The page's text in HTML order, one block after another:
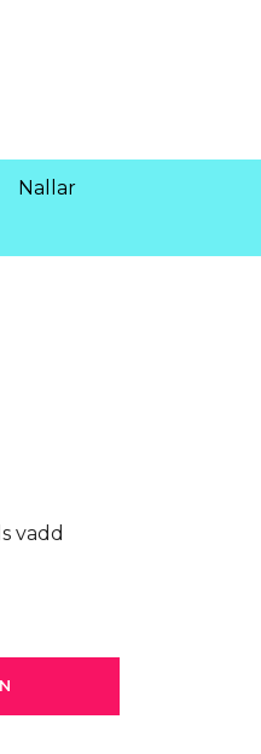
Nallar
vadd